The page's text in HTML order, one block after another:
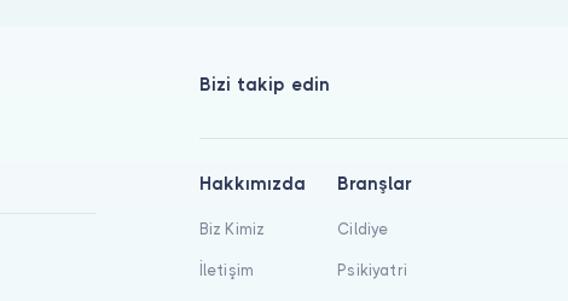
Bizi takip edin
Hakkımızda
Biz Kimiz
İletişim
Branşlar
Cildiye
Psikiyatri